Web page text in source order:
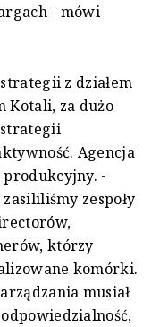
- mówi
z działem
Kotali, za dużo
strategii
Agencja
-
zespoły
którzy
komórki.
musiał